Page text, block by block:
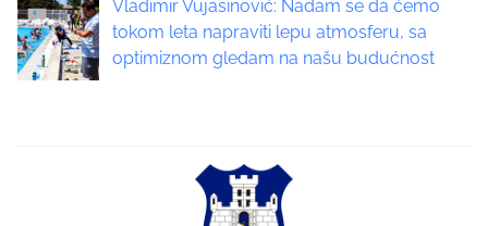
t
i
Vladimir Vujasinović: Nadam se da ćemo
tokom leta napraviti lepu atmosferu, sa
optimiznom gledam na našu budućnost